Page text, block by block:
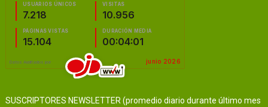
SUSCRIPTORES NEWSLETTER (promedio diario durante último mes